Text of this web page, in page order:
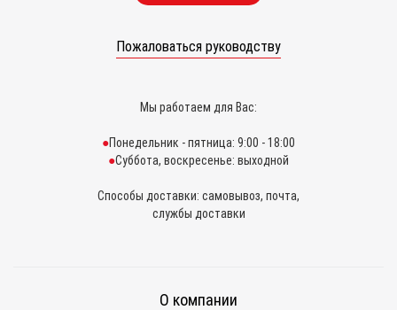
Пожаловаться руководству
Мы работаем для Вас:
Понедельник - пятница: 9:00 - 18:00
Суббота, воскресенье: выходной
Способы доставки: самовывоз, почта,
службы доставки
О компании